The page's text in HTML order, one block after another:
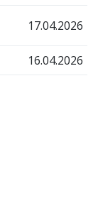
17.04.2026
16.04.2026